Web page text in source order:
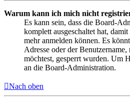
Warum kann ich mich nicht
Es kann sein, dass die Board-
komplett ausgeschaltet hat,
mehr anmelden können. Es
Adresse oder der
möchtest, gesperrt wurden. Um
an die Board-Administration.
Nach oben